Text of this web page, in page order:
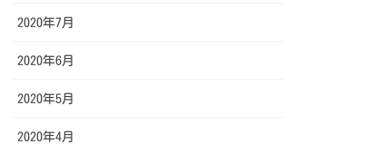
2020年7月
2020年6月
2020年5月
2020年4月